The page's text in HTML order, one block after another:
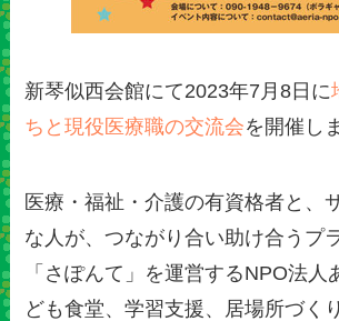
新琴似西会館にて2023年7月8日に
ちと現役医療職の交流会を開催し
医療・福祉・介護の有資格者と、
な人が、つながり合い助け合うプ
「さぽんて」を運営するNPO法人
ども食堂、学習支援、居場所づく